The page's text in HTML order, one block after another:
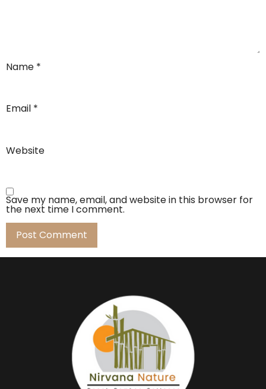
Name *
Email *
Website
Save my name, email, and website in this browser for
the next time I comment.